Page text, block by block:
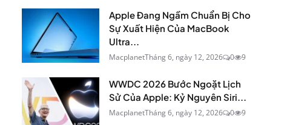
Apple Đang Ngầm Chuẩn Bị Cho
Sự Xuất Hiện Của MacBook
Ultra...
MacplanetTháng 6, ngày 12, 2026 0 9
WWDC 2026 Bước Ngoặt Lịch
Sử Của Apple: Kỷ Nguyên Siri...
MacplanetTháng 6, ngày 12, 2026 0 9